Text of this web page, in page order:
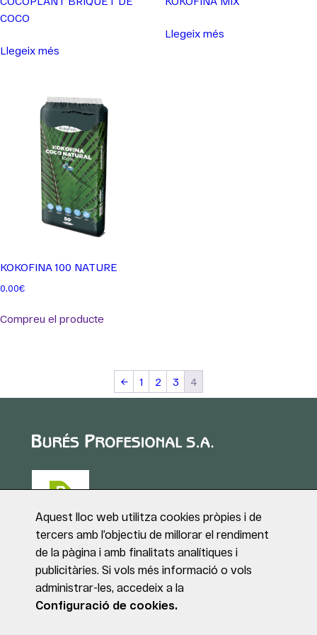
COCO
Llegeix més
Llegeix més
KOKOFINA 100 NATURE
0,00€
Compreu el producte
← 1 2 3 4
Puig de Sant Roc, 1
17180 VILABLAREIX
(Girona)
Tel. +34 972 40 50 95
Aquest lloc web utilitza cookies pròpies i de
tercers amb l’objectiu de millorar el rendiment
de la pàgina i amb finalitats analítiques i
publicitàries. Si vols més informació o vols
administrar-les, accedeix a la
Configuració de cookies.